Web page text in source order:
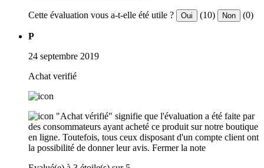
Cette évaluation vous a-t-elle été utile ? Oui (10) Non (0)
P
24 septembre 2019
Achat verifié
"Achat vérifié" signifie que l'évaluation a été faite par
des consommateurs ayant acheté ce produit sur notre boutique
en ligne. Toutefois, tous ceux disposant d'un compte client ont
la possibilité de donner leur avis. Fermer la note